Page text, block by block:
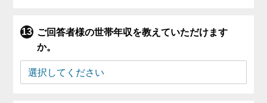
ご回答者様の世帯年収を教えていただけます
か。